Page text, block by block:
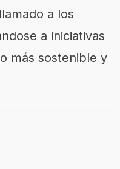
a los
a iniciativas
más sostenible y